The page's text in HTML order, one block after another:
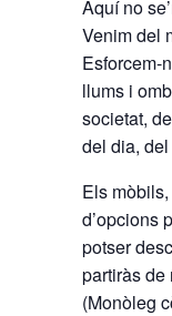
Aquí no
Venim del
Esforcem-
llums i
societat,
del dia,
Els
d’opcions
potser
partiràs de
(Monòleg